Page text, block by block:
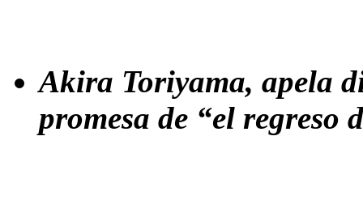
Akira Toriyama, apela
promesa de “el regreso